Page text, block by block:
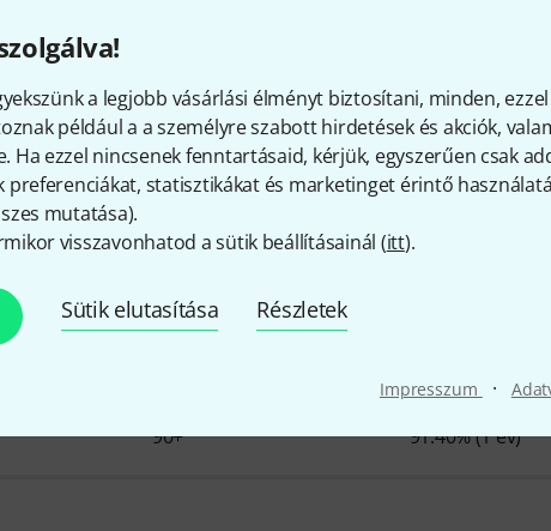
a legjobb vásárlási élményt biztosítani, minden,
például a a személyre szabott hirdetések és akciók,
Ha ezzel nincsenek fenntartásaid, kérjük, egyszerűen csak
preferenciákat, statisztikákat és marketinget érintő
mutatása).
visszavonhatod a sütik beállításainál (itt).
Sütik elutasítása Részletek
Impresszum ·
300 Ft
a cégről
90+ 91.40% (1 év)